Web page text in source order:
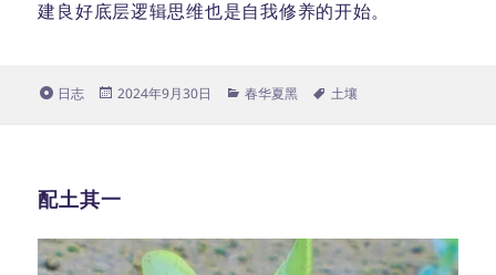
建良好底层逻辑思维也是自我修养的开始。
格
日志
发
2024年9月30日
分
春华夏黑
标
土壤
配土其一